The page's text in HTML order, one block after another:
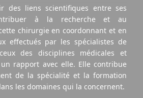
des liens scientifiques entre ses
à la recherche et au
chirurgie en coordonnant et en
effectués par les spécialistes de
des disciplines médicales et
rapport avec elle. Elle contribue
de la spécialité et la formation
les domaines qui la concernent.